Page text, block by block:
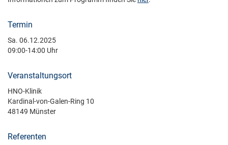
Termin
Sa. 06.12.2025
09:00-14:00 Uhr
Veranstaltungsort
HNO-Klinik
Kardinal-von-Galen-Ring 10
48149 Münster
Referenten